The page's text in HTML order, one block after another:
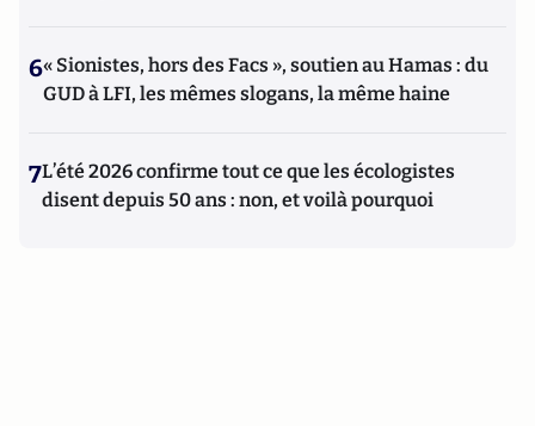
6« Sionistes, hors des Facs », soutien au Hamas : du
GUD à LFI, les mêmes slogans, la même haine
7L’été 2026 confirme tout ce que les écologistes
disent depuis 50 ans : non, et voilà pourquoi